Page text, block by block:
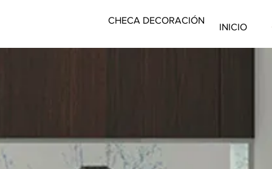
CHECA DECORACIÓN
INICIO